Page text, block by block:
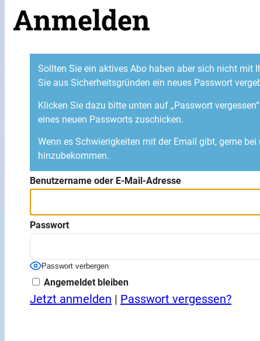
Anmelden
Sollten Sie ein aktives Abo haben aber sich nicht mit
Sie aus Sicherheitsgründen ein neues Passwort
Klicken Sie dazu bitte unten auf „Passwort
eines neuen Passworts zuschicken.
Wenn es Schwierigkeiten mit der Email gibt, gerne
hinzubekommen.
Benutzername oder E-Mail-Adresse
Passwort
Passwort verbergen
Angemeldet bleiben
Jetzt anmelden | Passwort vergessen?